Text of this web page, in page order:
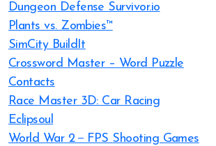
Dungeon Defense Survivor.io
Plants vs. Zombies™
SimCity BuildIt
Crossword Master – Word Puzzle
Contacts
Race Master 3D: Car Racing
Eclipsoul
World War 2－FPS Shooting Games